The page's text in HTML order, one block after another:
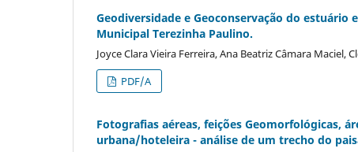
Geodiversidade e Geoconservação do
Municipal Terezinha Paulino.
Joyce Clara Vieira Ferreira, Ana Beatriz Câmara Maciel,
PDF/A
Fotografias aéreas, feições Geomorfológicas,
urbana/hoteleira - análise de um trecho do